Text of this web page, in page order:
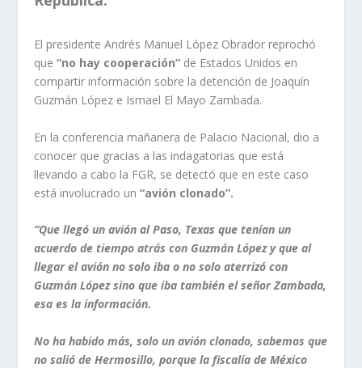
El presidente Andrés Manuel López Obrador reprochó
que“no hay cooperación” de Estados Unidos en
compartir información sobre la detención de Joaquín
Guzmán López e Ismael El Mayo Zambada.
En la conferencia mañanera de Palacio Nacional, dio a
conocer que gracias a las indagatorias que está
llevando a cabo la FGR, se detectó que en este caso
está involucrado un“avión clonado”.
“Que llegó un avión al Paso, Texas que tenían un
acuerdo de tiempo atrás con Guzmán López y que al
llegar el avión no solo iba o no solo aterrizó con
Guzmán López sino que iba también el señor Zambada,
esa es la información.
No ha habido más, solo un avión clonado, sabemos que
no salió de Hermosillo, porque la fiscalía de México